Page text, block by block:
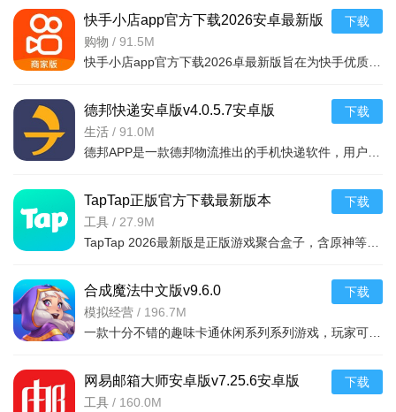
快手小店app官方下载2026安卓最新版
v7.2.40.481安卓最新版
购物 / 91.5M
快手小店app官方下载2026卓最新版旨在为快手优质用户提供便捷的商品售卖服务，高效的将自身流量转化为收益，app拥有的功能很强大，店家可以在线查看所有的订单详情，软件拥有工作台，效率工具，客服消息等
下载
德邦快递安卓版v4.0.5.7安卓版
生活 / 91.0M
德邦APP是一款德邦物流推出的手机快递软件，用户可以通过手机下单查单、跟踪及个人资料管理等基本功能，方便快捷。
下载
TapTap正版官方下载最新版本
2026v2.94.0-mkt#100300手机版
工具 / 27.9M
TapTap 2026最新版是正版游戏聚合盒子，含原神等海量大作，更新及时。有平台+游戏双重福利，定期推主题权益；内置地图/配队/找搭子工具及安装包管理，提升体验。支持多登录保障安全，青少年模式兼顾不
下载
合成魔法中文版v9.6.0
模拟经营 / 196.7M
一款十分不错的趣味卡通休闲系列系列游戏，玩家可以通过合成魔法中文版利用自己的魔法来合成，建造自己的花园完成每天的任务，点击方块就能合成，操作起来非常简单有趣，还能够在梦幻的游戏世界之中
下载
网易邮箱大师安卓版v7.25.6安卓版
工具 / 160.0M
下载